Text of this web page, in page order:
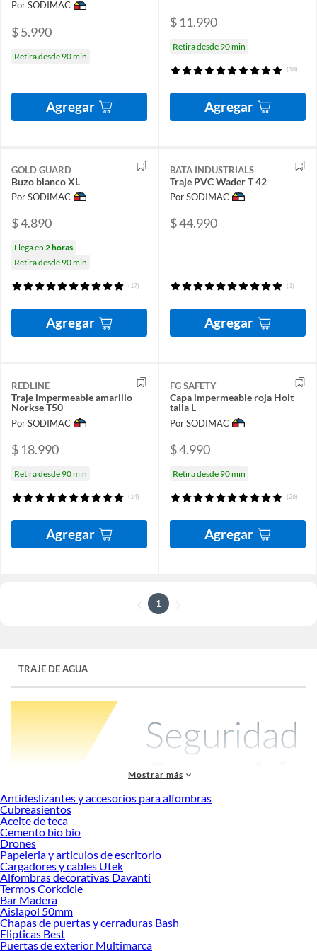
Por SODIMAC
$ 5.990
Retira desde 90 min
Agregar
$ 11.990
Retira desde 90 min
(18)
Agregar
GOLD GUARD
Buzo blanco XL
Por SODIMAC
$ 4.890
Llega en 2 horas
Retira desde 90 min
(17)
Agregar
BATA INDUSTRIALS
Traje PVC Wader T 42
Por SODIMAC
$ 44.990
(1)
Agregar
REDLINE
Traje impermeable amarillo
Norkse T50
Por SODIMAC
$ 18.990
Retira desde 90 min
(14)
Agregar
FG SAFETY
Capa impermeable roja Holt
talla L
Por SODIMAC
$ 4.990
Retira desde 90 min
(26)
Agregar
1
TRAJE DE AGUA
Un traje de agua es una prenda impermeable diseñada para proteger el cuerpo
de la lluvia, humedad y condiciones climáticas adversas.
aguapodrás proteger tu cuerpo de la humedad y el frío diseñados para brindar
máxima impermeabilidad y comodidad en cualquier entorno acuático o bajo la
lluvia. Ya sea para trabajos al aire libre, actividades deportivas como la pesca o el
surf, o simplemente para días lluviosos, un buen
fundamental que te permite mantenerte seco y confortable.
Tipos de Trajes de Agua
Mostrar más
Antideslizantes y accesorios para alfombras
Cubreasientos
Aceite de teca
Cemento bio bio
Drones
Papeleria y articulos de escritorio
Cargadores y cables Utek
Alfombras decorativas Davanti
Termos Corkcicle
Bar Madera
Aislapol 50mm
Chapas de puertas y cerraduras Bash
Elipticas Best
Puertas de exterior Multimarca